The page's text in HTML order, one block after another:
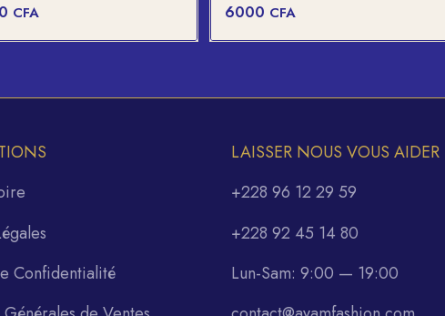
CFA 6000 CFA
Confidentialité
LAISSER NOUS VOUS AIDER
+228 96 12 29 59
+228 92 45 14 80
Lun-Sam: 9:00 — 19:00